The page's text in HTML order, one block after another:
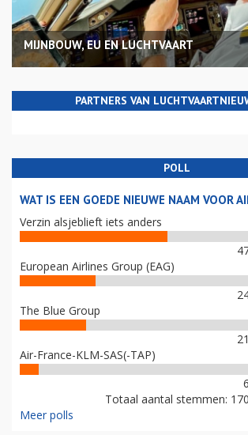
MIJNBOUW, EU EN LUCHTVAART
PARTNERS VAN
POLL
WAT IS EEN GOEDE NIEUWE NAAM VOOR
Verzin alsjeblieft iets anders
European Airlines Group (EAG)
The Blue Group
Air-France-KLM-SAS(-TAP)
Totaal aantal stemmen: 170
Meer polls